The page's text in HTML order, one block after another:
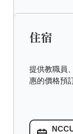
房，還有多
住宿
提供教職員
惠的價格預